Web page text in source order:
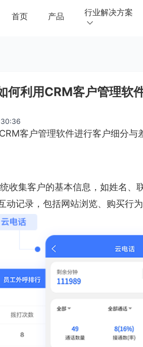
首页 产品 行业解决方案
何利用CRM客户管理软
客户管理软件进行客户细分与
收集客户的基本信息，如姓名、
动记录，包括网站浏览、购买行为